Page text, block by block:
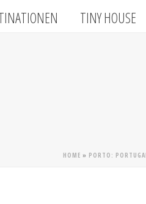
TINY HOUSE
HOME » PORTO: